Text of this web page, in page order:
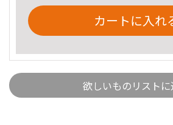
カートに入れ
欲しいものリストに